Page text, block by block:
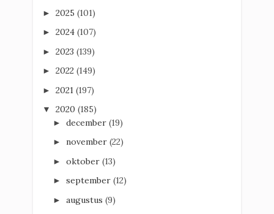
► 2025 (101)
► 2024 (107)
► 2023 (139)
► 2022 (149)
► 2021 (197)
▼ 2020 (185)
► december (19)
► november (22)
► oktober (13)
► september (12)
► augustus (9)